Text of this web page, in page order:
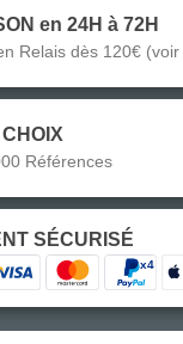
en 24H à 72H
Relais dès 120€
Références
SÉCURISÉ